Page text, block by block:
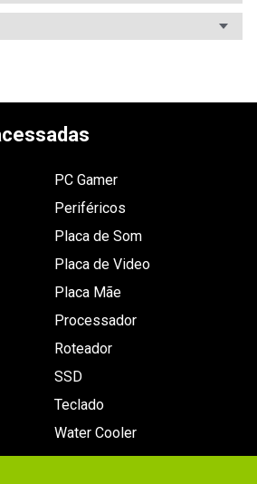
etária
Esporte, Futebol
compatíveis
DualShock 3, Headset
PlayStation 3
(idioma)_filtro
Não especificado
Informações
Saída de vídeo HD suportada: 480p / 720p
Suporta Playstation Network (Multiplayer /
Messaging / Friend Invite In Game / Voice
Custom Soundtrack / Add-On Content /
PC Gamer
Periféricos
Placa de Som
Placa de Video
Placa Mãe
Processador
Roteador
SSD
Teclado
Water Cooler